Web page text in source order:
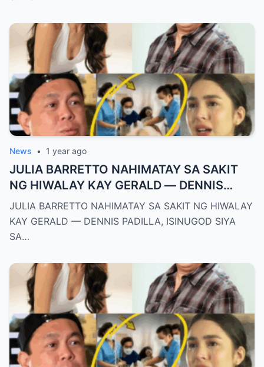
News • 1 year ago
JULIA BARRETTO NAHIMATAY SA SAKIT
NG HIWALAY KAY GERALD — DENNIS
PADILLA, ISINUGOD SIYA SA OSPITAL SA
GITNA NG PAGHIYAW!
JULIA BARRETTO NAHIMATAY SA SAKIT NG HIWALAY
KAY GERALD — DENNIS PADILLA, ISINUGOD SIYA
SA…